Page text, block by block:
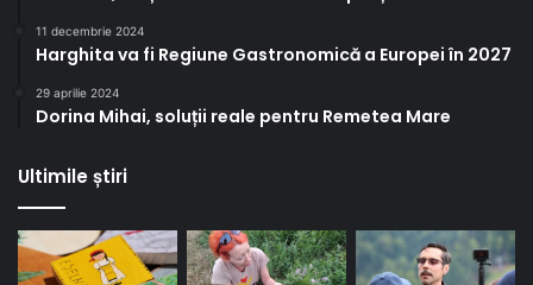
11 decembrie 2024
Harghita va fi Regiune Gastronomică a Europei în 2027
29 aprilie 2024
Dorina Mihai, soluții reale pentru Remetea Mare
Ultimile știri